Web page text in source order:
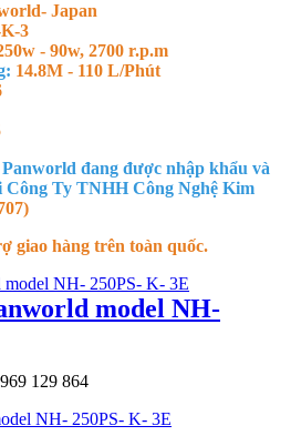
Japan
3
- 90w, 2700 r.p.m
14.8M - 110 L/Phút
đang được nhập khẩu và
Công Ty TNHH Công Nghệ Kim
giao hàng trên toàn quốc.
model NH-
129 864
NH- 250PS- K- 3E